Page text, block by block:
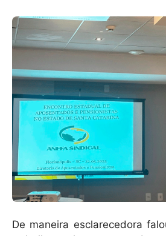
De maneira esclarecedora